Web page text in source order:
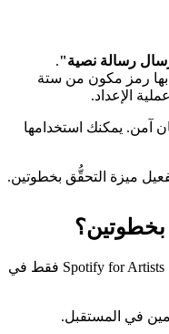
رسالة نصية".
رمز مكون من ستة
الإعداد.
آمن. يمكنك استخدامها
ميزة التحقُّق بخطوتين.
بخطوتين؟
تتوفر ميزة التحقُّق بخطوتين لمستخدمي Spotify for Artists فقط في
في المستقبل.